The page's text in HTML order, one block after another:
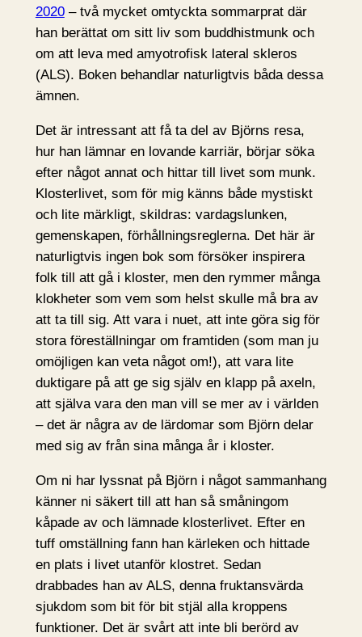
2020– två mycket omtyckta sommarprat där
han berättat om sitt liv som buddhistmunk och
om att leva med amyotrofisk lateral skleros
(ALS). Boken behandlar naturligtvis båda dessa
ämnen.
Det är intressant att få ta del av Björns resa,
hur han lämnar en lovande karriär, börjar söka
efter något annat och hittar till livet som munk.
Klosterlivet, som för mig känns både mystiskt
och lite märkligt, skildras: vardagslunken,
gemenskapen, förhållningsreglerna. Det här är
naturligtvis ingen bok som försöker inspirera
folk till att gå i kloster, men den rymmer många
klokheter som vem som helst skulle må bra av
att ta till sig. Att vara i nuet, att inte göra sig för
stora föreställningar om framtiden (som man ju
omöjligen kan veta något om!), att vara lite
duktigare på att ge sig själv en klapp på axeln,
att själva vara den man vill se mer av i världen
– det är några av de lärdomar som Björn delar
med sig av från sina många år i kloster.
Om ni har lyssnat på Björn i något sammanhang
känner ni säkert till att han så småningom
kåpade av och lämnade klosterlivet. Efter en
tuff omställning fann han kärleken och hittade
en plats i livet utanför klostret. Sedan
drabbades han av ALS, denna fruktansvärda
sjukdom som bit för bit stjäl alla kroppens
funktioner. Det är svårt att inte bli berörd av